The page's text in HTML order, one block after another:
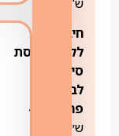
חיבור
לקוח/פריסת
סיב
לבית
פרטי:
499
ש״ח